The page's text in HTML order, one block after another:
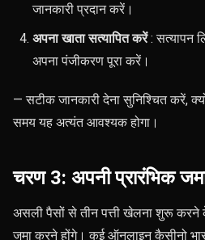
जानकारी प्रदान करें।
अपना खाता सत्यापित करें: सत्यापन
अपना पंजीकरण पूरा करें।
— सटीक जानकारी देना सुनिश्चित करें,
समय यह अत्यंत आवश्यक होगा।
चरण 3: अपनी प्रारंभिक
असली पैसों से तीन पत्ती खेलना शुरू
जमा करने होंगे। कई ऑनलाइन कैसीनो